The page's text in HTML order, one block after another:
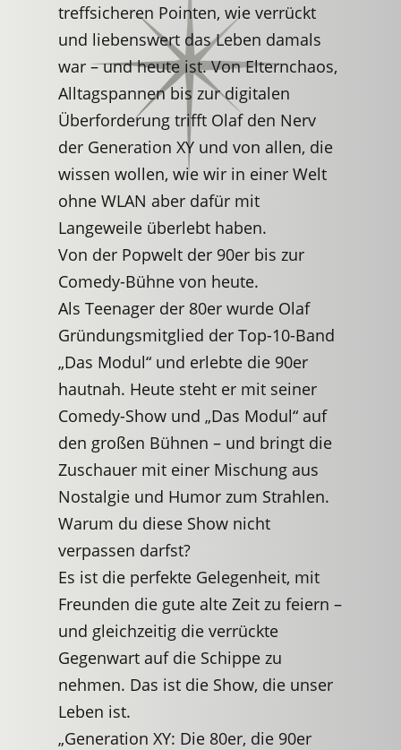
treffsicheren Pointen, wie verrückt
und liebenswert das Leben damals
war – und heute ist. Von Elternchaos,
Alltagspannen bis zur digitalen
Überforderung trifft Olaf den Nerv
der Generation XY und von allen, die
wissen wollen, wie wir in einer Welt
ohne WLAN aber dafür mit
Langeweile überlebt haben.
Von der Popwelt der 90er bis zur
Comedy-Bühne von heute.
Als Teenager der 80er wurde Olaf
Gründungsmitglied der Top-10-Band
„Das Modul“ und erlebte die 90er
hautnah. Heute steht er mit seiner
Comedy-Show und „Das Modul“ auf
den großen Bühnen – und bringt die
Zuschauer mit einer Mischung aus
Nostalgie und Humor zum Strahlen.
Warum du diese Show nicht
verpassen darfst?
Es ist die perfekte Gelegenheit, mit
Freunden die gute alte Zeit zu feiern –
und gleichzeitig die verrückte
Gegenwart auf die Schippe zu
nehmen. Das ist die Show, die unser
Leben ist.
„Generation XY: Die 80er, die 90er